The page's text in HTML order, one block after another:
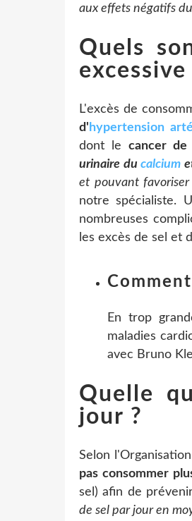
aux effets négatifs
Quels
excessive
L'excès de
d' hypertension
dont le cancer de
urinaire ducalcium
et pouvant
notre spécialiste.
nombreuses
les excès de sel et
En trop
maladies
avec Bruno
Quelle
jour ?
Selon
pas consommer
sel) afin de
de sel par jour en